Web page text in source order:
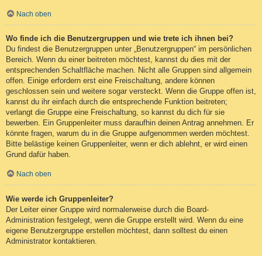
Nach oben
Wo finde ich die Benutzergruppen und wie trete ich ihnen bei?
Du findest die Benutzergruppen unter „Benutzergruppen“ im persönlichen
Bereich. Wenn du einer beitreten möchtest, kannst du dies mit der
entsprechenden Schaltfläche machen. Nicht alle Gruppen sind allgemein
offen. Einige erfordern erst eine Freischaltung, andere können
geschlossen sein und weitere sogar versteckt. Wenn die Gruppe offen ist,
kannst du ihr einfach durch die entsprechende Funktion beitreten;
verlangt die Gruppe eine Freischaltung, so kannst du dich für sie
bewerben. Ein Gruppenleiter muss daraufhin deinen Antrag annehmen. Er
könnte fragen, warum du in die Gruppe aufgenommen werden möchtest.
Bitte belästige keinen Gruppenleiter, wenn er dich ablehnt, er wird einen
Grund dafür haben.
Nach oben
Wie werde ich Gruppenleiter?
Der Leiter einer Gruppe wird normalerweise durch die Board-
Administration festgelegt, wenn die Gruppe erstellt wird. Wenn du eine
eigene Benutzergruppe erstellen möchtest, dann solltest du einen
Administrator kontaktieren.